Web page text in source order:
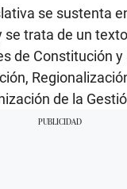
se sustenta
se trata de un
de Constitución
de la